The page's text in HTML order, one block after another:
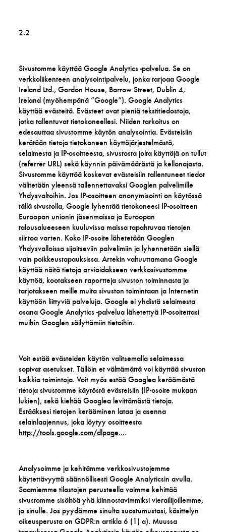
2.2
Sivustomme käyttää Google Analytics -palvelua. Se on
verkkoliikenteen analysointipalvelu, jonka tarjoaa Google
Ireland Ltd., Gordon House, Barrow Street, Dublin 4,
Ireland (myöhempänä ”Google”). Google Analytics
käyttää evästeitä. Evästeet ovat pieniä tekstitiedostoja,
jotka tallentuvat tietokoneellesi. Niiden tarkoitus on
edesauttaa sivustomme käytön analysointia. Evästeisiin
kerätään tietoja tietokoneen käyttöjärjestelmästä,
selaimesta ja IP-osoitteesta, sivustosta jolta käyttäjä on tullut
(referrer URL) sekä käynnin päivämäärästä ja kellonajasta.
Sivustomme käyttöä koskevat evästeisiin tallentuneet tiedot
välitetään yleensä tallennettavaksi Googlen palvelimille
Yhdysvaltoihin. Jos IP-osoitteen anonymisointi on käytössä
tällä sivustolla, Google lyhentää tietokoneesi IP-osoitteen
Euroopan unionin jäsenmaissa ja Euroopan
talousalueeseen kuuluvissa maissa tapahtuvaa tietojen
siirtoa varten. Koko IP-osoite lähetetään Googlen
Yhdysvalloissa sijaitseviin palvelimiin ja lyhennetään siellä
vain poikkeustapauksissa. Artekin valtuuttamana Google
käyttää näitä tietoja arvioidakseen verkkosivustomme
käyttöä, kootakseen raportteja sivuston toiminnasta ja
tarjotakseen meille muita sivuston toimintaan ja Internetin
käyttöön liittyviä palveluja. Google ei yhdistä selaimesta
osana Google Analytics -palvelua lähetettyä IP-osoitettasi
muihin Googlen säilyttämiin tietoihin.
Voit estää evästeiden käytön valitsemalla selaimessa
sopivat asetukset. Tällöin et välttämättä voi käyttää sivuston
kaikkia toimintoja. Voit myös estää Googlea keräämästä
tietoja sivustomme käytöstä evästeisiin (IP-osoite mukaan
lukien), sekä kieltää Googlea levittämästä tietoja.
Estääksesi tietojen kerääminen lataa ja asenna
selainlaajennus, joka löytyy osoitteesta
http://tools.google.com/dlpage....
Analysoimme ja kehitämme verkkosivustojemme
käytettävyyttä säännöllisesti Google Analyticsin avulla.
Saamiemme tilastojen perusteella voimme kehittää
sivustomme sisältöä yhä kiinnostavimmiksi vierailijoillemme,
ja sinulle. Jos pyydämme sinulta suostumustasi, käsittelyn
oikeusperusta on GDPR:n artikla 6 (1) a). Muussa